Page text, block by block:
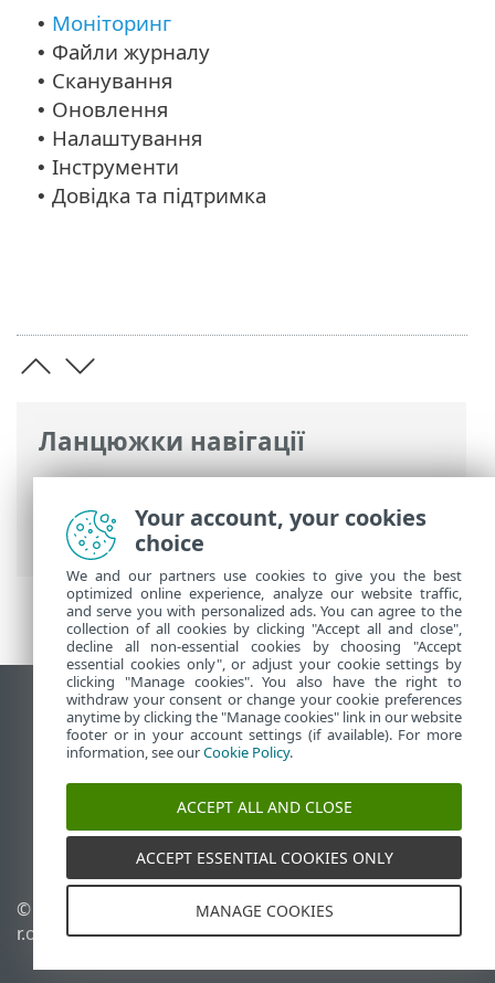
Ланцюжки навігації
Інтерактивна довідка ESET>ESET Server
Security >Використання ESET Server
Security
• Моніторинг
• Файли журналу
• Сканування
• Оновлення
• Налаштування
• Інструменти
• Довідка та підтримка
Переглянути повну версію
End of Life
База знань ESET
Форум ESET
ESET Status Portal
Регіональна підтримка
© 1992 - 2026 ESET, spol. s
r.o. - Усі права захищено.
Керувати файлами cookie
Політика щодо файлів
Your account, your cookies
choice
We and our partners use cookies to give you the best
optimized online experience, analyze our website traffic,
and serve you with personalized ads. You can agree to the
collection of all cookies by clicking "Accept all and close",
decline all non-essential cookies by choosing "Accept
essential cookies only", or adjust your cookie settings by
clicking "Manage cookies". You also have the right to
withdraw your consent or change your cookie preferences
anytime by clicking the "Manage cookies" link in our website
footer or in your account settings (if available). For more
information, see ourCookie Policy.
ACCEPT ALL AND CLOSE
ACCEPT ESSENTIAL COOKIES ONLY
MANAGE COOKIES